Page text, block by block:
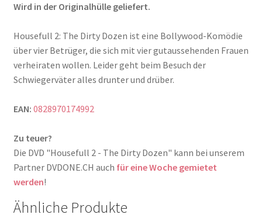
Wird in der Originalhülle geliefert.
Housefull 2: The Dirty Dozen ist eine Bollywood-Komödie
über vier Betrüger, die sich mit vier gutaussehenden Frauen
verheiraten wollen. Leider geht beim Besuch der
Schwiegerväter alles drunter und drüber.
EAN: 0828970174992
Zu teuer?
Die DVD "Housefull 2 - The Dirty Dozen" kann bei unserem
Partner DVDONE.CH auch für eine Woche gemietet
werden!
Ähnliche Produkte